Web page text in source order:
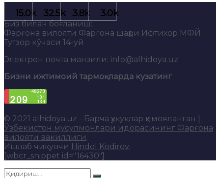
Биз билан боғланиш:
Фарғона вилояти Фарғона шаҳри Ифтихор МФЙ
Тутзор кўчаси 14-уй
Электрон почта манзили: info@alhidoya.uz
Бизни ижтимоий тармоқларда кузатинг
© 2021 alhidoya.uz - Барча ҳуқуқлар ҳимояланган |
Ўзбекистон мусулмонлари идорасининг Фарғона
вилояти вакиллиги.
Ишлаб чиқувчи Hindol Kodirov.
[wbcr_snippet id="16430"]